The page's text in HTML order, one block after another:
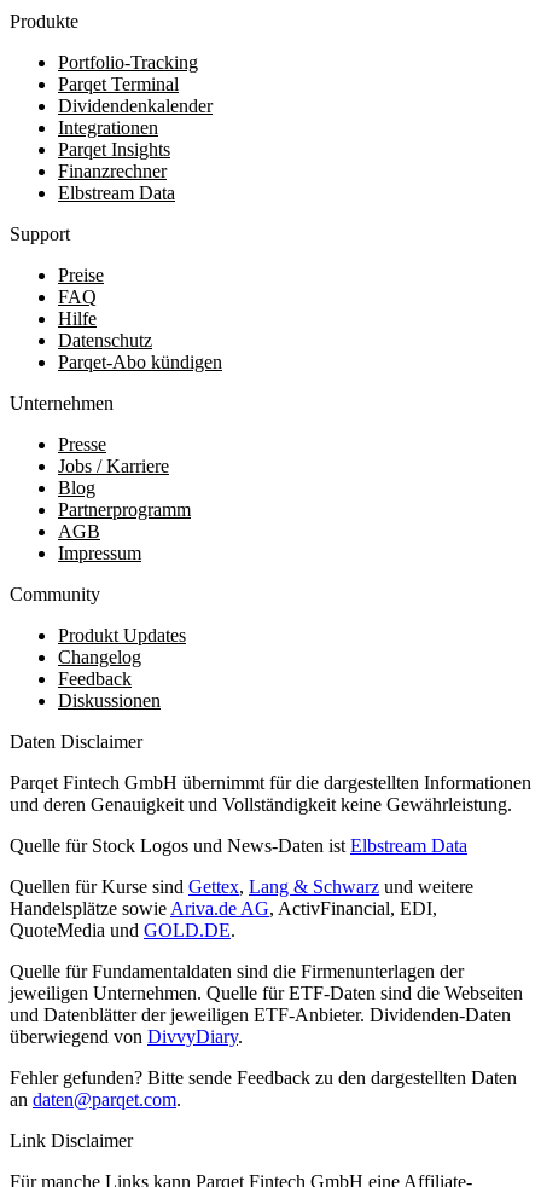
Produkte
Portfolio-Tracking
Parqet Terminal
Dividendenkalender
Integrationen
Parqet Insights
Finanzrechner
Elbstream Data
Support
Preise
FAQ
Hilfe
Datenschutz
Parqet-Abo kündigen
Unternehmen
Presse
Jobs / Karriere
Blog
Partnerprogramm
AGB
Impressum
Community
Produkt Updates
Changelog
Feedback
Diskussionen
Daten Disclaimer
Parqet Fintech GmbH übernimmt für die dargestellten Informationen
und deren Genauigkeit und Vollständigkeit keine Gewährleistung.
Quelle für Stock Logos und News-Daten ist Elbstream Data
Quellen für Kurse sind Gettex, Lang & Schwarz und weitere
Handelsplätze sowie Ariva.de AG, ActivFinancial, EDI,
QuoteMedia und GOLD.DE.
Quelle für Fundamentaldaten sind die Firmenunterlagen der
jeweiligen Unternehmen. Quelle für ETF-Daten sind die Webseiten
und Datenblätter der jeweiligen ETF-Anbieter. Dividenden-Daten
überwiegend von DivvyDiary.
Fehler gefunden? Bitte sende Feedback zu den dargestellten Daten
an daten@parqet.com.
Link Disclaimer
Für manche Links kann Parqet Fintech GmbH eine Affiliate-